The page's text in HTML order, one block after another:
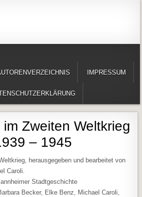
IMPRESSUM
Zweiten Weltkrieg
– 1945
herausgegeben und bearbeitet von
Caroli.
Stadtgeschichte
Becker, Elke Benz, Michael Caroli,